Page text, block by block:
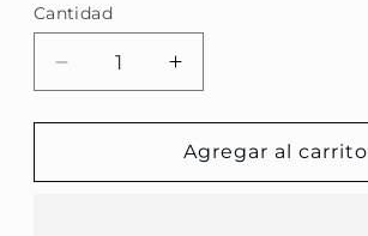
Cantidad
Reducir
cantidad
para
al
Aumentar
cantidad
para
Cobertura
al
Agregar al carrito